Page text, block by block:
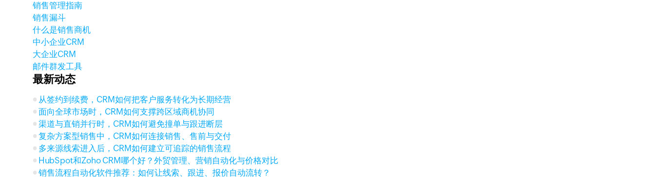
销售管理指南
销售漏斗
什么是销售商机
中小企业CRM
大企业CRM
邮件群发工具
最新动态
从签约到续费，CRM如何把客户服务转化为长期经营
面向全球市场时，CRM如何支撑跨区域商机协同
渠道与直销并行时，CRM如何避免撞单与跟进断层
复杂方案型销售中，CRM如何连接销售、售前与交付
多来源线索进入后，CRM如何建立可追踪的销售流程
HubSpot和Zoho CRM哪个好？外贸管理、营销自动化与价格对比
销售流程自动化软件推荐：如何让线索、跟进、报价自动流转？